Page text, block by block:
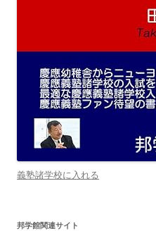
義塾諸学校に入れる
邦学館関連サイト